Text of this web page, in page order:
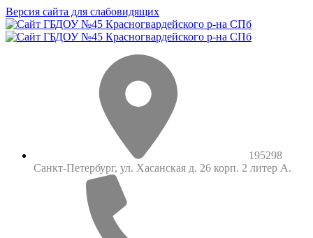
Версия сайта для слабовидящих
195298
Санкт-Петербург, ул. Хасанская д. 26 корп. 2 литер А.